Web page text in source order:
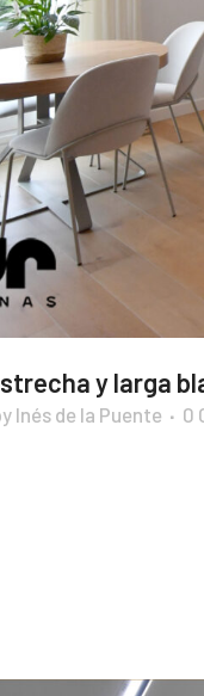
y larga
Inés de la Puente 0